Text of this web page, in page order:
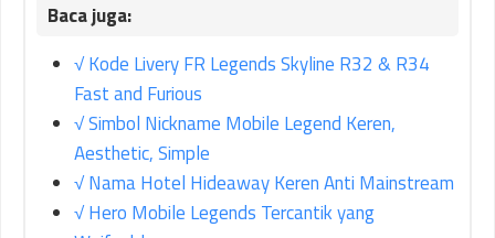
√ Kode Livery FR Legends Skyline R32 & R34
Fast and Furious
√ Simbol Nickname Mobile Legend Keren,
Aesthetic, Simple
√ Nama Hotel Hideaway Keren Anti Mainstream
√ Hero Mobile Legends Tercantik yang